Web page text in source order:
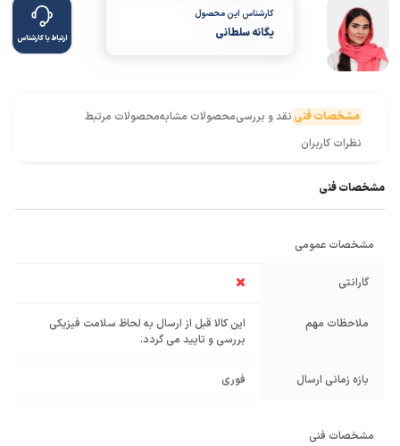
کارشناس این محصول
یگانه سلطانی ارتباط با کارشناس
مشخصات فنی نقد و بررسیمحصولات مشابهمحصولات مرتبط
نظرات کاربران
مشخصات فنی
مشخصات عمومی
گارانتی
ملاحظات مهم
این کالا قبل از ارسال به لحاظ سلامت فیزیکی
بررسی و تایید می گردد.
بازه زمانی ارسال فوری
مشخصات فنی